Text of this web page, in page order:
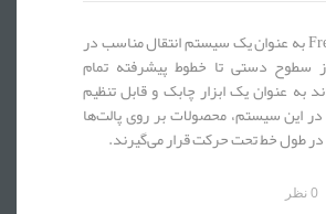
کانوایر Free Flow به عنوان یک سیستم انتقال مناسب در
سطوح دستی تا خطوط پیشرفته تمام
به عنوان یک ابزار چابک و قابل تنظیم
این سیستم، محصولات بر روی پالت‌ها
در طول خط تحت حرکت قرار می‌گیرند.
0نظر